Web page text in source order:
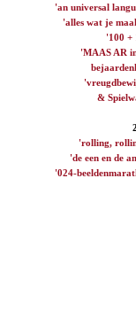
'an universal
'alles wat je
'100 +
'MAAS AR
&
'rolling,
'de een en de
'024-